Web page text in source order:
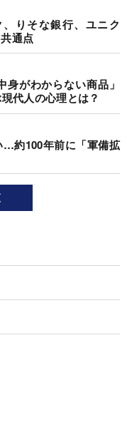
りそな銀行、ユニク
通点
がわからない商品」
代人の心理とは？
…約100年前に「軍備拡